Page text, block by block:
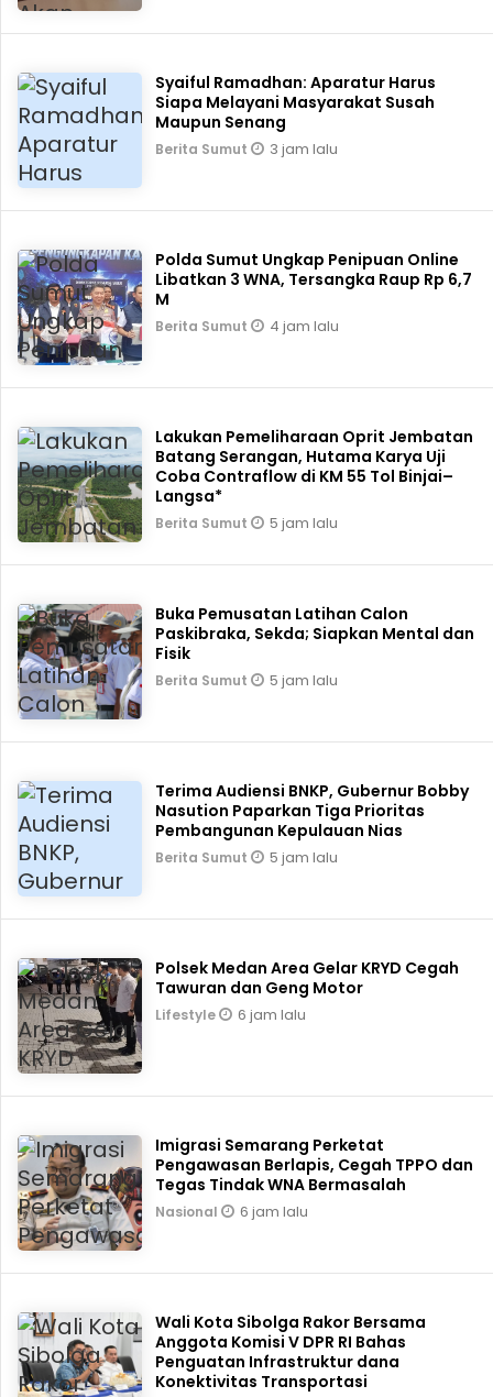
Syaiful Ramadhan: Aparatur Harus
Siapa Melayani Masyarakat Susah
Maupun Senang
Berita Sumut 3 jam lalu
Polda Sumut Ungkap Penipuan Online
Libatkan 3 WNA, Tersangka Raup Rp 6,7
M
Berita Sumut 4 jam lalu
Lakukan Pemeliharaan Oprit Jembatan
Batang Serangan, Hutama Karya Uji
Coba Contraflow di KM 55 Tol Binjai–
Langsa*
Berita Sumut 5 jam lalu
Buka Pemusatan Latihan Calon
Paskibraka, Sekda; Siapkan Mental dan
Fisik
Berita Sumut 5 jam lalu
Terima Audiensi BNKP, Gubernur Bobby
Nasution Paparkan Tiga Prioritas
Pembangunan Kepulauan Nias
Berita Sumut 5 jam lalu
Polsek Medan Area Gelar KRYD Cegah
Tawuran dan Geng Motor
Lifestyle 6 jam lalu
Imigrasi Semarang Perketat
Pengawasan Berlapis, Cegah TPPO dan
Tegas Tindak WNA Bermasalah
Nasional 6 jam lalu
Wali Kota Sibolga Rakor Bersama
Anggota Komisi V DPR RI Bahas
Penguatan Infrastruktur dana
Konektivitas Transportasi